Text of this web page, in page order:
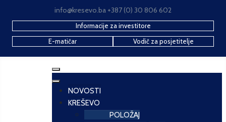
info@kresevo.ba +387 (0) 30 806 602
Informacije za investitore
E-matičar
Vodič za posjetitelje
NOVOSTI
KREŠEVO
POLOŽAJ